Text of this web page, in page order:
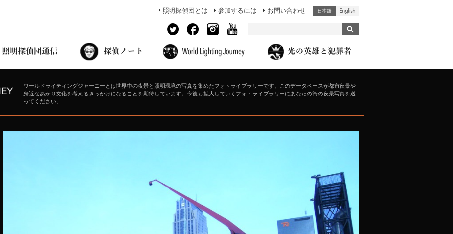
照明探偵団とは 参加するには お問い合わせ
ワールドライティングジャーニーとは世界中の夜景と照明環境の写真を集めたフォトライブラリーです。このデータベースが都市夜景や
身近なあかり文化を考えるきっかけになることを期待しています。今後も拡大していくフォトライブラリーにあなたの街の夜景写真を送
ってください。